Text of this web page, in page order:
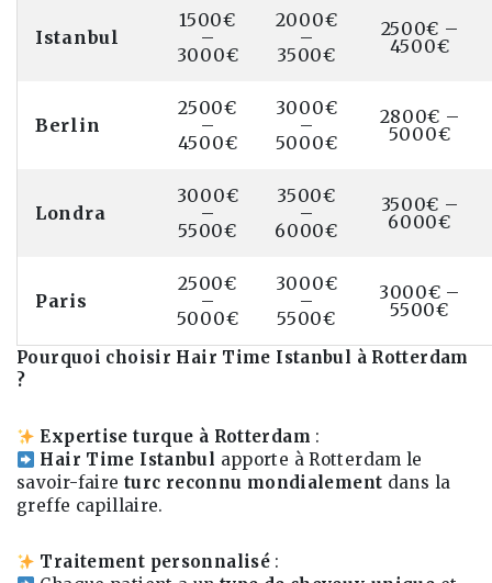
Istanbul
1500€
–
3000€
2000€
–
3500€
2500€ –
4500€
Berlin
2500€
–
4500€
3000€
–
5000€
2800€ –
5000€
Londra
3000€
–
5500€
3500€
–
6000€
3500€ –
6000€
Paris
2500€
–
5000€
3000€
–
5500€
3000€ –
5500€
Pourquoi choisir Hair Time Istanbul à Rotterdam
?
Expertise turque à Rotterdam :
Hair Time Istanbul apporte à Rotterdam le
savoir-faire turc reconnu mondialement dans la
greffe capillaire.
Traitement personnalisé :